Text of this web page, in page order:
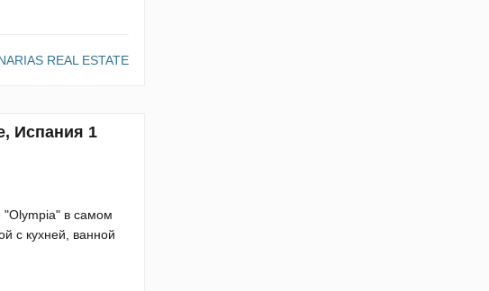
REAL ESTATE
Испания 1
"Olympia" в самом
с кухней, ванной